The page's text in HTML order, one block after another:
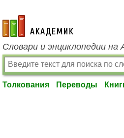
academic.ru
Словари и энциклопедии на
Толкования Переводы